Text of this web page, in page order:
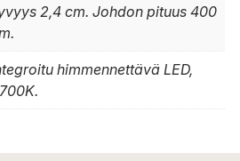
2,4 cm. Johdon pituus 400
himmennettävä LED,